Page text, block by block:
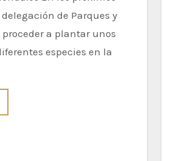
de Parques y
proceder a plantar unos
especies en la